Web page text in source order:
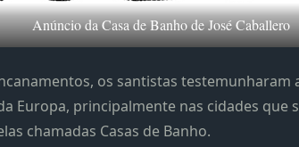
Anúncio da Casa de Banho de José Caballero
os santistas
Europa, principalmente nas cidades que
chamadas Casas de Banho.